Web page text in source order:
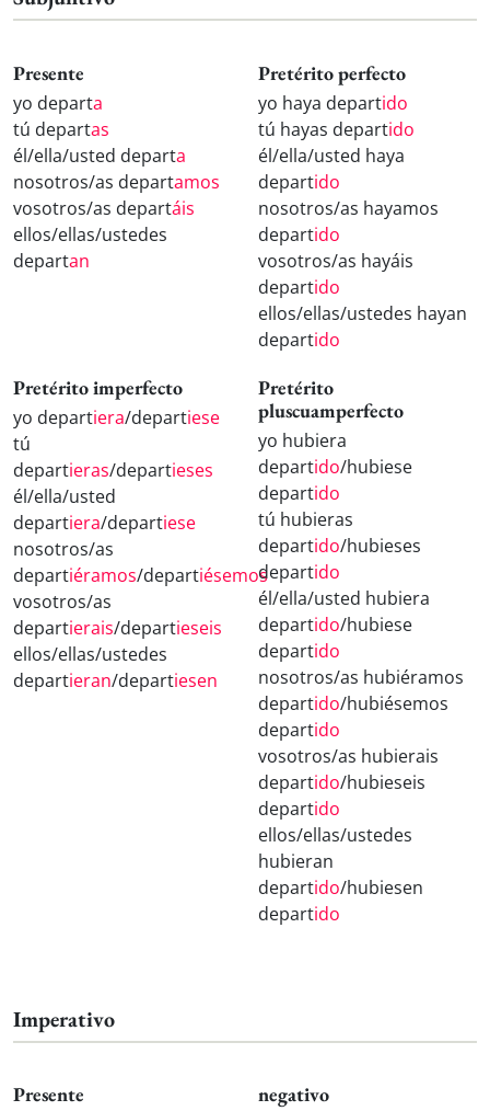
Presente
yo departa
tú departas
él/ella/usted departa
nosotros/as departamos
vosotros/as departáis
ellos/ellas/ustedes
departan
Pretérito perfecto
yo haya departido
tú hayas departido
él/ella/usted haya
departido
nosotros/as hayamos
departido
vosotros/as hayáis
departido
ellos/ellas/ustedes hayan
departido
Pretérito imperfecto
yo departiera/departiese
tú
departieras/departieses
él/ella/usted
departiera/departiese
nosotros/as
departiéramos/departiésemos
vosotros/as
departierais/departieseis
ellos/ellas/ustedes
departieran/departiesen
Pretérito
pluscuamperfecto
yo hubiera
departido/hubiese
departido
tú hubieras
departido/hubieses
departido
él/ella/usted hubiera
departido/hubiese
departido
nosotros/as hubiéramos
departido/hubiésemos
departido
vosotros/as hubierais
departido/hubieseis
departido
ellos/ellas/ustedes
hubieran
departido/hubiesen
departido
Imperativo
Presente negativo